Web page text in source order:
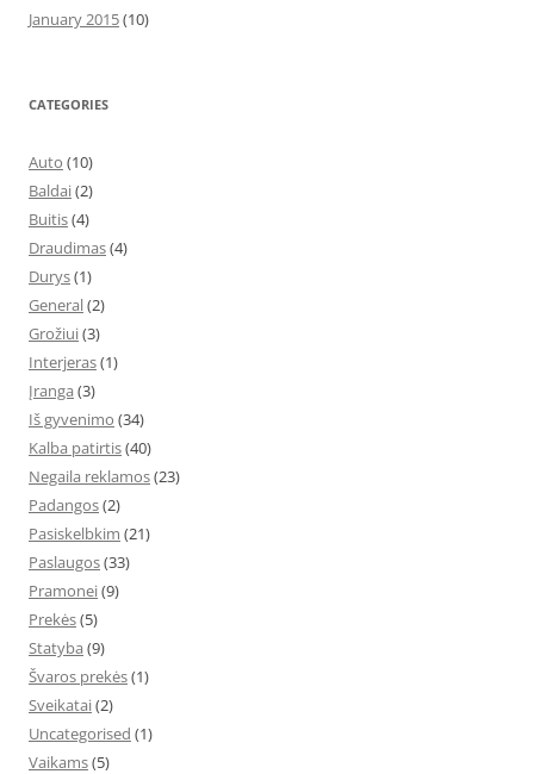
January 2015(10)
CATEGORIES
Auto (10)
Baldai(2)
Buitis(4)
Draudimas(4)
Durys(1)
General(2)
Grožiui(3)
Interjeras(1)
Įranga (3)
Iš gyvenimo (34)
Kalba patirtis(40)
Negaila reklamos(23)
Padangos(2)
Pasiskelbkim (21)
Paslaugos(33)
Pramonei(9)
Prekės(5)
Statyba (9)
Švaros prekės(1)
Sveikatai(2)
Uncategorised (1)
Vaikams(5)